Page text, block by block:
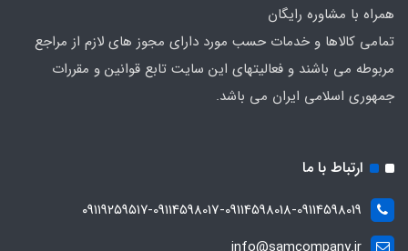
همراه با مشاوره رایگان
تمامی کالاها و خدمات حسب مورد دارای مجوز های لازم از مراجع
مربوطه می باشند و فعالیتهای این سایت تابع قوانین و مقررات
جمهوری اسلامی ایران می باشد.
ارتباط با ما
۰۹۱۱۹۲۵۹۵۱۷-09114598017-09114598018-09114598019